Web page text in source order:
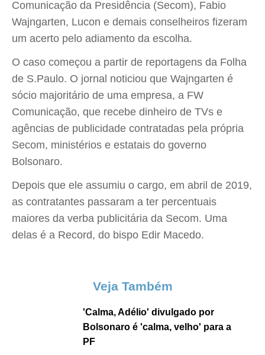
Comunicação da Presidência (Secom), Fabio
Wajngarten, Lucon e demais conselheiros fizeram
um acerto pelo adiamento da escolha.
O caso começou a partir de reportagens da Folha
de S.Paulo. O jornal noticiou que Wajngarten é
sócio majoritário de uma empresa, a FW
Comunicação, que recebe dinheiro de TVs e
agências de publicidade contratadas pela própria
Secom, ministérios e estatais do governo
Bolsonaro.
Depois que ele assumiu o cargo, em abril de 2019,
as contratantes passaram a ter percentuais
maiores da verba publicitária da Secom. Uma
delas é a Record, do bispo Edir Macedo.
Veja Também
'Calma, Adélio' divulgado por
Bolsonaro é 'calma, velho' para a
PF